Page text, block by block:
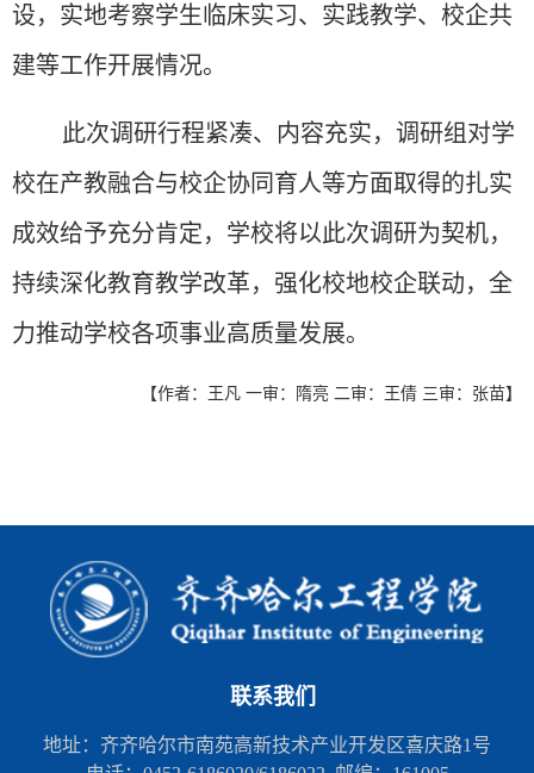
设，实地考察学生临床实习、实践教学、校企共
建等工作开展情况。
此次调研行程紧凑、内容充实，调研组对学
校在产教融合与校企协同育人等方面取得的扎实
成效给予充分肯定，学校将以此次调研为契机，
持续深化教育教学改革，强化校地校企联动，全
力推动学校各项事业高质量发展。
【作者：王凡 一审：隋亮 二审：王倩 三审：张苗】
联系我们
地址：齐齐哈尔市南苑高新技术产业开发区喜庆路1号